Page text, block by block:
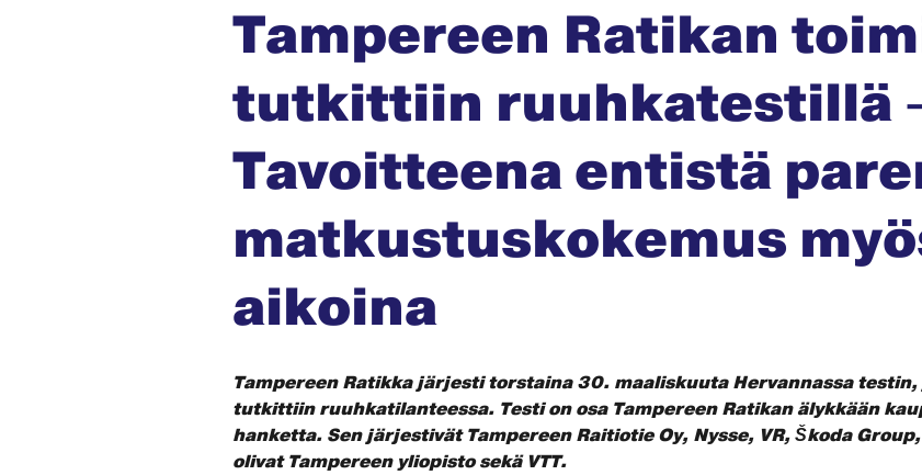
Tampereen Ratikan
tutkittiin ruuhkatestillä
Tavoitteena entistä
matkustuskokemus
aikoina
Tampereen Ratikka järjesti torstaina 30. maaliskuuta Hervannassa
tutkittiin ruuhkatilanteessa. Testi on osa Tampereen Ratikan älykkään
hanketta. Sen järjestivät Tampereen Raitiotie Oy, Nysse, VR, Škoda
olivat Tampereen yliopisto sekä VTT.